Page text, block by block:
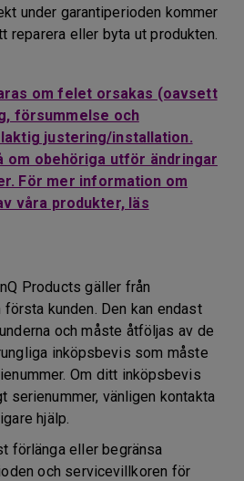
under garantiperioden kommer
reparera eller byta ut produkten.
om felet orsakas (oavsett
försummelse och
justering/installation.
obehöriga utför ändringar
För mer information om
våra produkter, läs
Products gäller från
kunden. Den kan endast
och måste åtföljas av de
inköpsbevis som måste
Om ditt inköpsbevis
serienummer, vänligen kontakta
hjälp.
förlänga eller begränsa
och servicevillkoren för